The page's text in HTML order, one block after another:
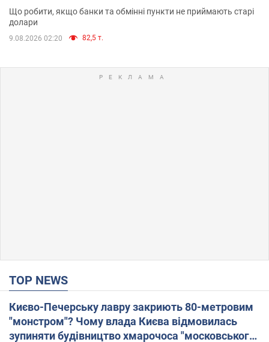
Що робити, якщо банки та обмінні пункти не приймають старі
долари
9.08.2026 02:20 82,5 т.
TOP NEWS
Києво-Печерську лавру закриють 80-метровим
"монстром"? Чому влада Києва відмовилась
зупиняти будівництво хмарочоса "московського